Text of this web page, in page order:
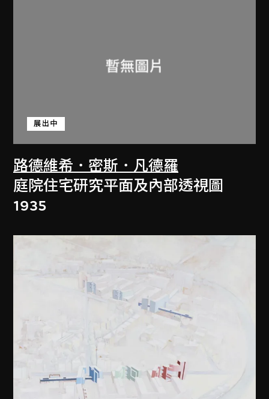
路德維希．密斯．凡德羅
展出中
庭院住宅研究平面及內部透視圖
1935